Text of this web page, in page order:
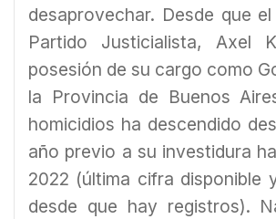
desaprovechar. Desde que
Partido Justicialista, Axel
posesión de su cargo como
la Provincia de Buenos
homicidios ha descendido
año previo a su investidura
2022 (última cifra disponible
desde que hay registros).